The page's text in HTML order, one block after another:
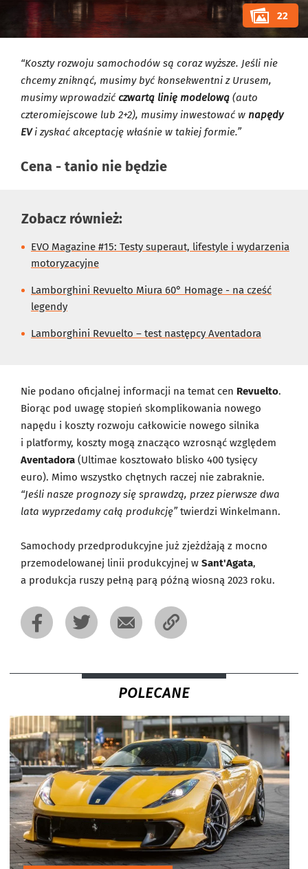
22
“Koszty rozwoju samochodów są coraz wyższe. Jeśli nie
chcemy zniknąć, musimy być konsekwentni z Urusem,
musimy wprowadzić czwartą linię modelową (auto
czteromiejscowe lub 2+2), musimy inwestować w napędy
EVi zyskać akceptację właśnie w takiej formie.”
Cena - tanio nie będzie
Zobacz również:
EVO Magazine #15: Testy superaut, lifestyle i wydarzenia
motoryzacyjne
Lamborghini Revuelto Miura 60° Homage - na cześć
legendy
Lamborghini Revuelto – test następcy Aventadora
Nie podano oficjalnej informacji na temat cen Revuelto.
Biorąc pod uwagę stopień skomplikowania nowego
napędu i koszty rozwoju całkowicie nowego silnika
i platformy, koszty mogą znacząco wzrosnąć względem
Aventadora (Ultimae kosztowało blisko 400 tysięcy
euro). Mimo wszystko chętnych raczej nie zabraknie.
“Jeśli nasze prognozy się sprawdzą, przez pierwsze dwa
lata wyprzedamy całą produkcję”twierdzi Winkelmann.
Samochody przedprodukcyjne już zjeżdżają z mocno
przemodelowanej linii produkcyjnej w Sant'Agata,
a produkcja ruszy pełną parą późną wiosną 2023 roku.
POLECANE